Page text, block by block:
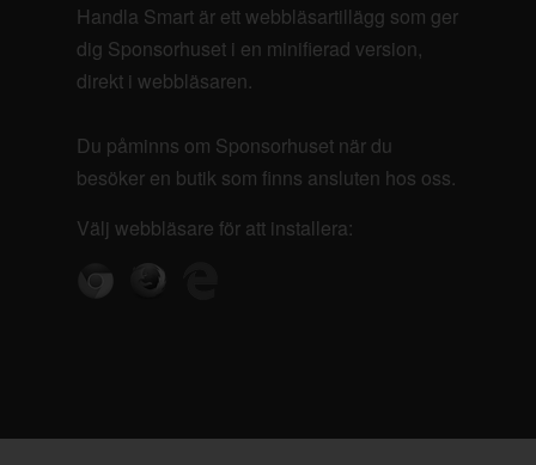
Handla Smart är ett webbläsartillägg som ger
dig Sponsorhuset i en minifierad version,
direkt i webbläsaren.
Du påminns om Sponsorhuset när du
besöker en butik som finns ansluten hos oss.
Välj webbläsare för att installera: